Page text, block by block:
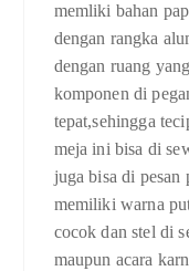
memliki bahan
dengan rangka
dengan ruang
komponen di
tepat,sehingga
meja ini bisa di
juga bisa di pesan
memiliki warna
cocok dan stel di
maupun acara